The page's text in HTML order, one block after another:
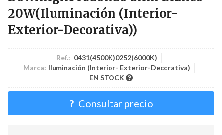
20W(Iluminación (Interior-
Exterior-Decorativa))
Ref.: 0431(4500K)0252(6000K)
Marca: Iluminación (Interior- Exterior-Decorativa)
EN STOCK
Consultar precio